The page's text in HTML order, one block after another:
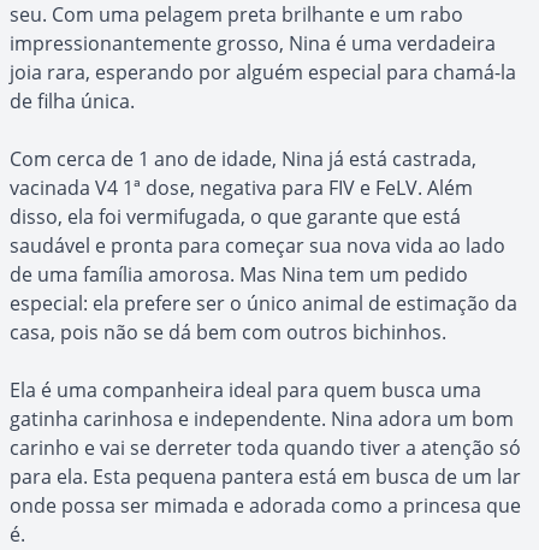
seu. Com uma pelagem preta brilhante e um rabo
impressionantemente grosso, Nina é uma verdadeira
joia rara, esperando por alguém especial para chamá-la
de filha única.
Com cerca de 1 ano de idade, Nina já está castrada,
vacinada V4 1ª dose, negativa para FIV e FeLV. Além
disso, ela foi vermifugada, o que garante que está
saudável e pronta para começar sua nova vida ao lado
de uma família amorosa. Mas Nina tem um pedido
especial: ela prefere ser o único animal de estimação da
casa, pois não se dá bem com outros bichinhos.
Ela é uma companheira ideal para quem busca uma
gatinha carinhosa e independente. Nina adora um bom
carinho e vai se derreter toda quando tiver a atenção só
para ela. Esta pequena pantera está em busca de um lar
onde possa ser mimada e adorada como a princesa que
é.